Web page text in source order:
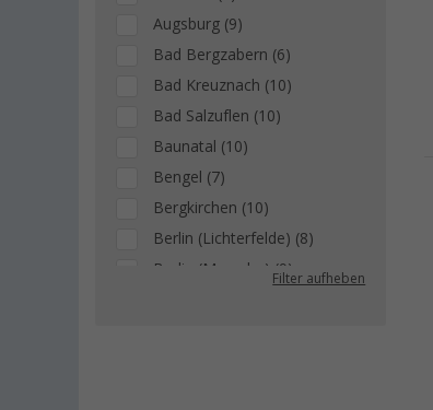
Augsburg (9)
Bad Bergzabern (6)
Bad Kreuznach (10)
Bad Salzuflen (10)
Baunatal (10)
Bengel (7)
Bergkirchen (10)
Berlin (Lichterfelde) (8)
Berlin (Marzahn) (9)
Filter aufheben